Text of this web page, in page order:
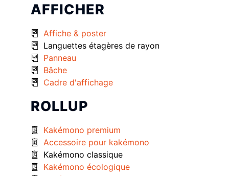
AFFICHER
Affiche & poster
Languettes étagères de rayon
Panneau
Bâche
Cadre d'affichage
ROLLUP
Kakémono premium
Accessoire pour kakémono
Kakémono classique
Kakémono écologique